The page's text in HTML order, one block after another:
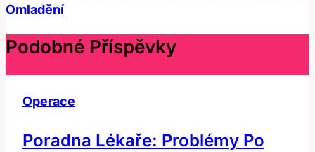
Omladění
Podobné Příspěvky
Operace
Poradna Lékaře: Problémy Po